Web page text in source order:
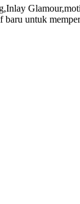
baru untuk